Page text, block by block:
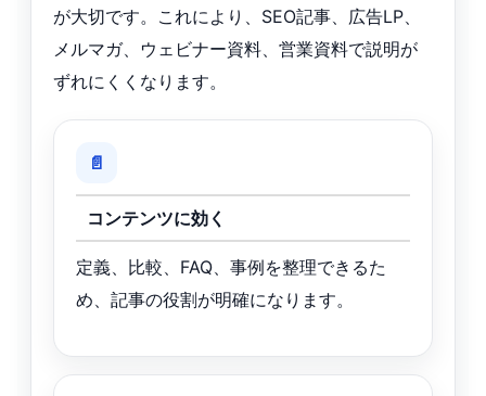
が大切です。これにより、SEO記事、広告LP、
メルマガ、ウェビナー資料、営業資料で説明が
ずれにくくなります。
📄
コンテンツに効く
定義、比較、FAQ、事例を整理できるた
め、記事の役割が明確になります。